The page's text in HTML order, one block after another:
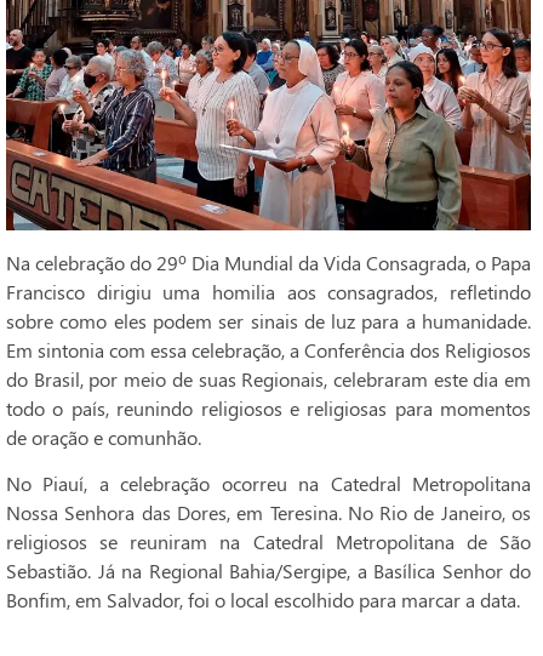
Na celebração do 29º Dia Mundial da Vida Consagrada, o Papa
Francisco dirigiu uma homilia aos consagrados, refletindo
sobre como eles podem ser sinais de luz para a humanidade.
Em sintonia com essa celebração, a Conferência dos Religiosos
do Brasil, por meio de suas Regionais, celebraram este dia em
todo o país, reunindo religiosos e religiosas para momentos
de oração e comunhão.
No Piauí, a celebração ocorreu na Catedral Metropolitana
Nossa Senhora das Dores, em Teresina. No Rio de Janeiro, os
religiosos se reuniram na Catedral Metropolitana de São
Sebastião. Já na Regional Bahia/Sergipe, a Basílica Senhor do
Bonfim, em Salvador, foi o local escolhido para marcar a data.